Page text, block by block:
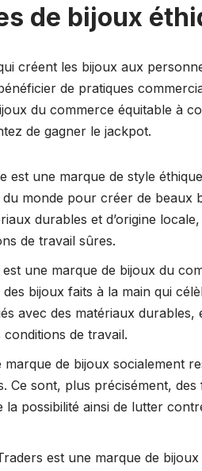
de bijoux
créent les bijoux aux
de pratiques
du commerce équitable à
de gagner le jackpot.
est une marque de style
monde pour créer de beaux
durables et d’origine
de travail sûres.
une marque de bijoux du
bijoux faits à la main qui
avec des matériaux
de travail.
marque de bijoux socialement
Ce sont, plus précisément,
la possibilité ainsi de lutter
est une marque de